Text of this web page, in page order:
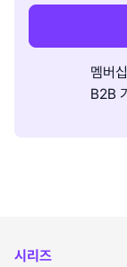
멤버
B2B
시리즈